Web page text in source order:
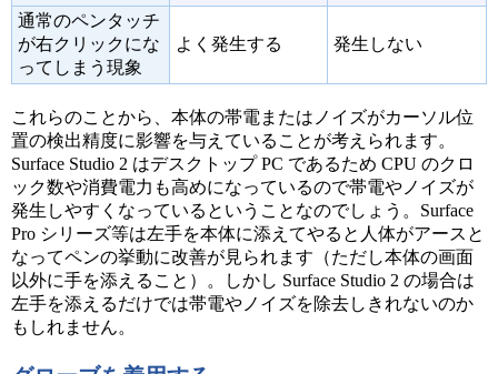
通常のペンタッチ
が右クリックにな
ってしまう現象
よく発生する 発生しない
これらのことから、本体の帯電またはノイズがカーソル位
置の検出精度に影響を与えていることが考えられます。
Surface Studio 2 はデスクトップ PC であるため CPU のクロ
ック数や消費電力も高めになっているので帯電やノイズが
発生しやすくなっているということなのでしょう。Surface
Pro シリーズ等は左手を本体に添えてやると人体がアースと
なってペンの挙動に改善が見られます（ただし本体の画面
以外に手を添えること）。しかし Surface Studio 2 の場合は
左手を添えるだけでは帯電やノイズを除去しきれないのか
もしれません。